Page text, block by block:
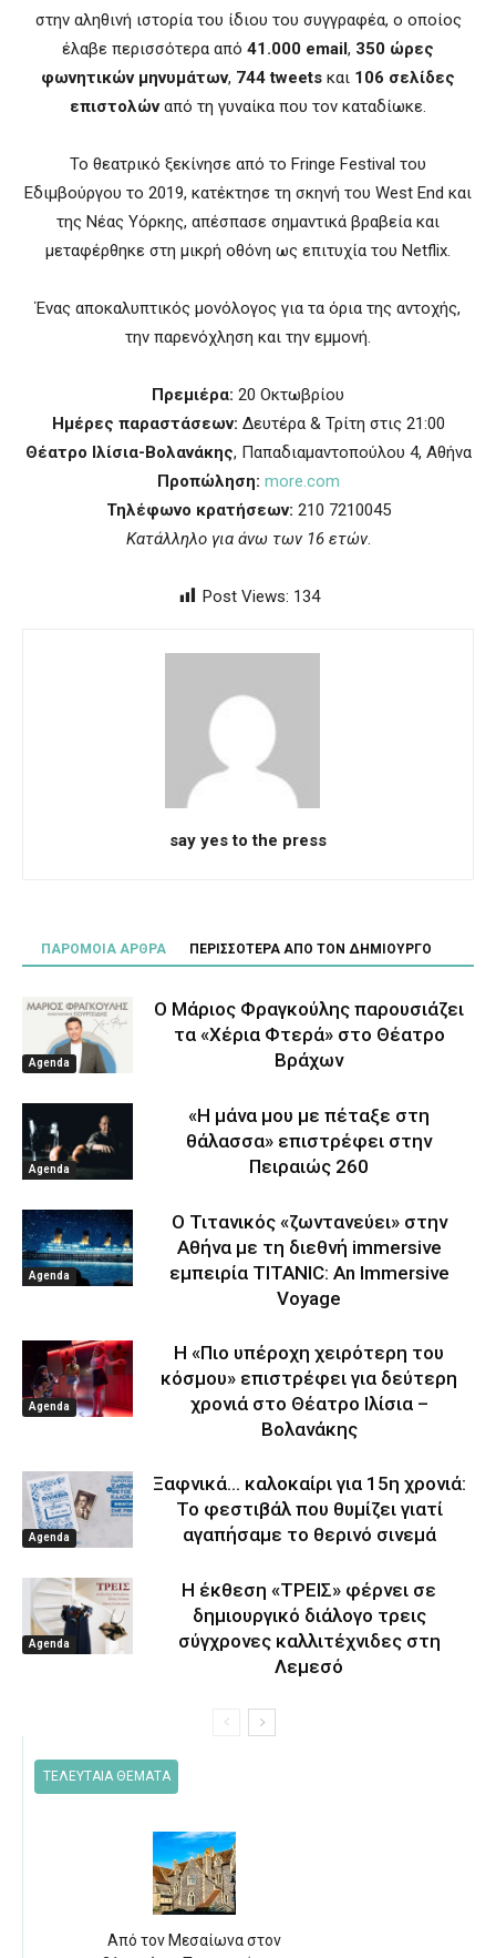
στην αληθινή ιστορία του ίδιου του συγγραφέα, ο οποίος
έλαβε περισσότερα από 41.000 email, 350 ώρες
φωνητικών μηνυμάτων, 744 tweets και 106 σελίδες
επιστολώναπό τη γυναίκα που τον καταδίωκε.
Το θεατρικό ξεκίνησε από το Fringe Festival του
Εδιμβούργου το 2019, κατέκτησε τη σκηνή του West End και
της Νέας Υόρκης, απέσπασε σημαντικά βραβεία και
μεταφέρθηκε στη μικρή οθόνη ως επιτυχία του Netflix.
Ένας αποκαλυπτικός μονόλογος για τα όρια της αντοχής,
την παρενόχληση και την εμμονή.
Πρεμιέρα: 20 Οκτωβρίου
Ημέρες παραστάσεων: Δευτέρα & Τρίτη στις 21:00
Θέατρο Ιλίσια-Βολανάκης, Παπαδιαμαντοπούλου 4, Αθήνα
Προπώληση: more.com
Τηλέφωνο κρατήσεων: 210 7210045
Κατάλληλο για άνω των 16 ετών.
Post Views: 134
say yes to the press
ΠΑΡΟΜΟΙΑ ΑΡΘΡΑ ΠΕΡΙΣΣΟΤΕΡΑ ΑΠΟ ΤΟΝ ΔΗΜΙΟΥΡΓΟ
Agenda
Ο Μάριος Φραγκούλης παρουσιάζει
τα «Χέρια Φτερά» στο Θέατρο
Βράχων
Agenda
«Η μάνα μου με πέταξε στη
θάλασσα» επιστρέφει στην
Πειραιώς 260
Agenda
Ο Τιτανικός «ζωντανεύει» στην
Αθήνα με τη διεθνή immersive
εμπειρία TITANIC: An Immersive
Voyage
Agenda
Η «Πιο υπέροχη χειρότερη του
κόσμου» επιστρέφει για δεύτερη
χρονιά στο Θέατρο Ιλίσια –
Βολανάκης
Agenda
Ξαφνικά… καλοκαίρι για 15η χρονιά:
Το φεστιβάλ που θυμίζει γιατί
αγαπήσαμε το θερινό σινεμά
Agenda
Η έκθεση «ΤΡΕΙΣ» φέρνει σε
δημιουργικό διάλογο τρεις
σύγχρονες καλλιτέχνιδες στη
Λεμεσό
ΤΕΛΕΥΤΑΙΑ ΘΕΜΑΤΑ
Από τον Μεσαίωνα στον